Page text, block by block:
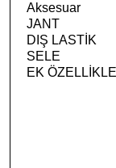
Aksesuar
JANT
DIŞ LASTİK
SELE
EK